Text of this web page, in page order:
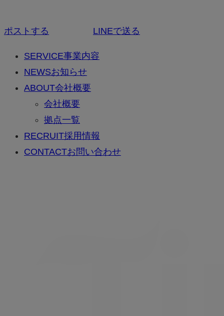
ポストする LINEで送る
SERVICE事業内容
NEWSお知らせ
ABOUT会社概要
会社概要
拠点一覧
RECRUIT採用情報
CONTACTお問い合わせ